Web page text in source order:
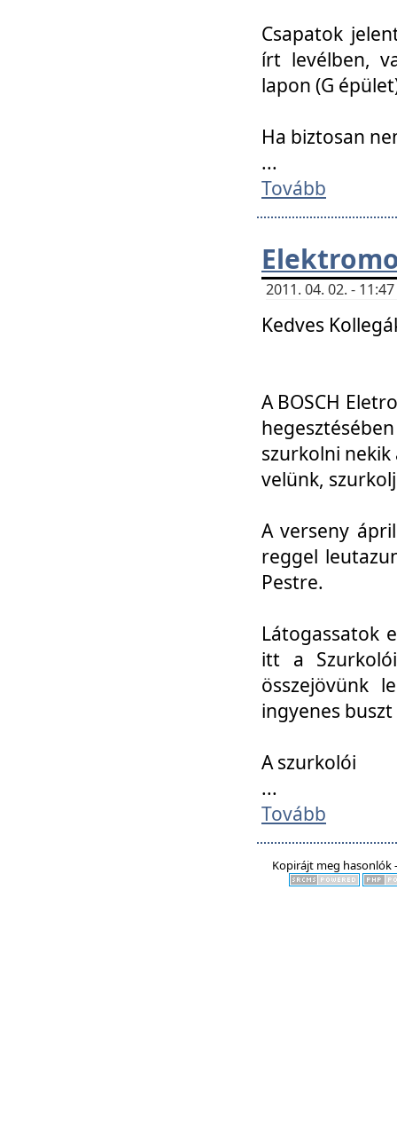
Csapatok
írt levélben,
lapon (G
Ha biztosan
...
Tovább
2011. 04. 02. -
Kedves
A BOSCH
szurkolni
velünk,
A verseny
reggel
Pestre.
Látogassatok
itt a
összejövünk
ingyenes
A szurkolói
...
Tovább
Kopirájt meg hasonlók